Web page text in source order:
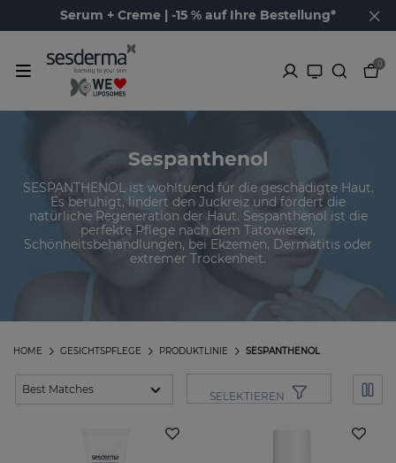
Serum + Creme | -15 % auf Ihre Bestellung*
0
Sespanthenol
SESPANTHENOL ist wohltuend für die geschädigte Haut.
Es beruhigt, lindert den Juckreiz und fördert die
natürliche Regeneration der Haut. Sespanthenol ist die
perfekte Pflege nach dem Tätowieren,
Schönheitsbehandlungen, bei Ekzemen, Dermatitis oder
extremer Trockenheit.
SESPANTHENOL
PRODUKTLINIE
GESICHTSPFLEGE
HOME
SELEKTIEREN